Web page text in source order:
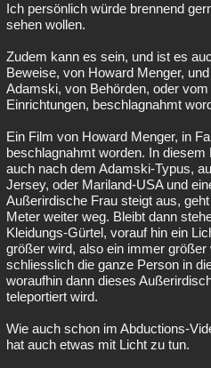
Ich persönlich würde brennend
sehen wollen.
Zudem kann es sein, und ist es
Beweise, von Howard Menger,
Adamski, von Behörden, oder
Einrichtungen, beschlagnahmt
Ein Film von Howard Menger, in
beschlagnahmt worden. In
auch nach dem Adamski-Typus,
Jersey, oder Mariland-USA und
Außerirdische Frau steigt aus,
Meter weiter weg. Bleibt dann
Kleidungs-Gürtel, vorauf hin ein
größer wird, also ein immer größer
schliesslich die ganze Person in
woraufhin dann dieses
teleportiert wird.
Wie auch schon im Abductions-
hat auch etwas mit Licht zu tun.